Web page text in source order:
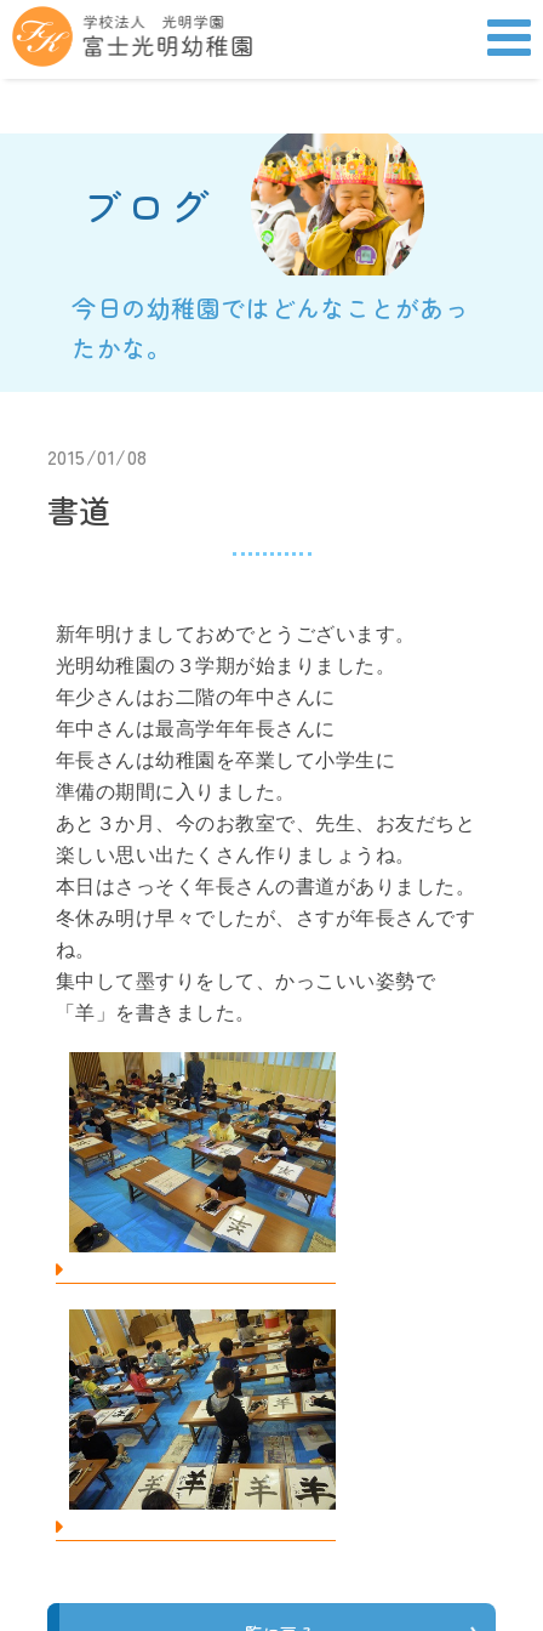
ブログ
今日の幼稚園ではどんなことがあっ
たかな。
2015/01/08
書道
新年明けましておめでとうございます。
光明幼稚園の３学期が始まりました。
年少さんはお二階の年中さんに
年中さんは最高学年年長さんに
年長さんは幼稚園を卒業して小学生に
準備の期間に入りました。
あと３か月、今のお教室で、先生、お友だちと
楽しい思い出たくさん作りましょうね。
本日はさっそく年長さんの書道がありました。
冬休み明け早々でしたが、さすが年長さんです
ね。
集中して墨すりをして、かっこいい姿勢で
「羊」を書きました。